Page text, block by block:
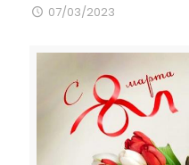
07/03/2023